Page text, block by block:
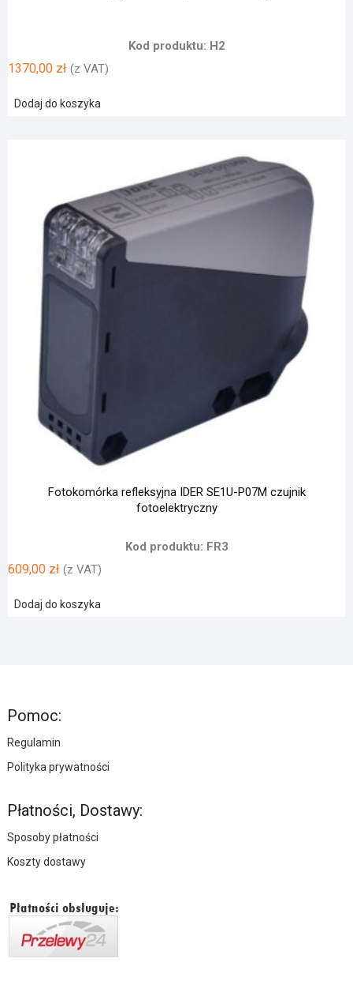
Kod produktu: H2
1370,00 zł (z VAT)
Dodaj do koszyka
Fotokomórka refleksyjna IDER SE1U-P07M czujnik
fotoelektryczny
Kod produktu: FR3
609,00 zł (z VAT)
Dodaj do koszyka
Pomoc:
Regulamin
Polityka prywatności
Płatności, Dostawy:
Sposoby płatności
Koszty dostawy